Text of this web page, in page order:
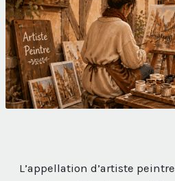
L’appellation d’artiste